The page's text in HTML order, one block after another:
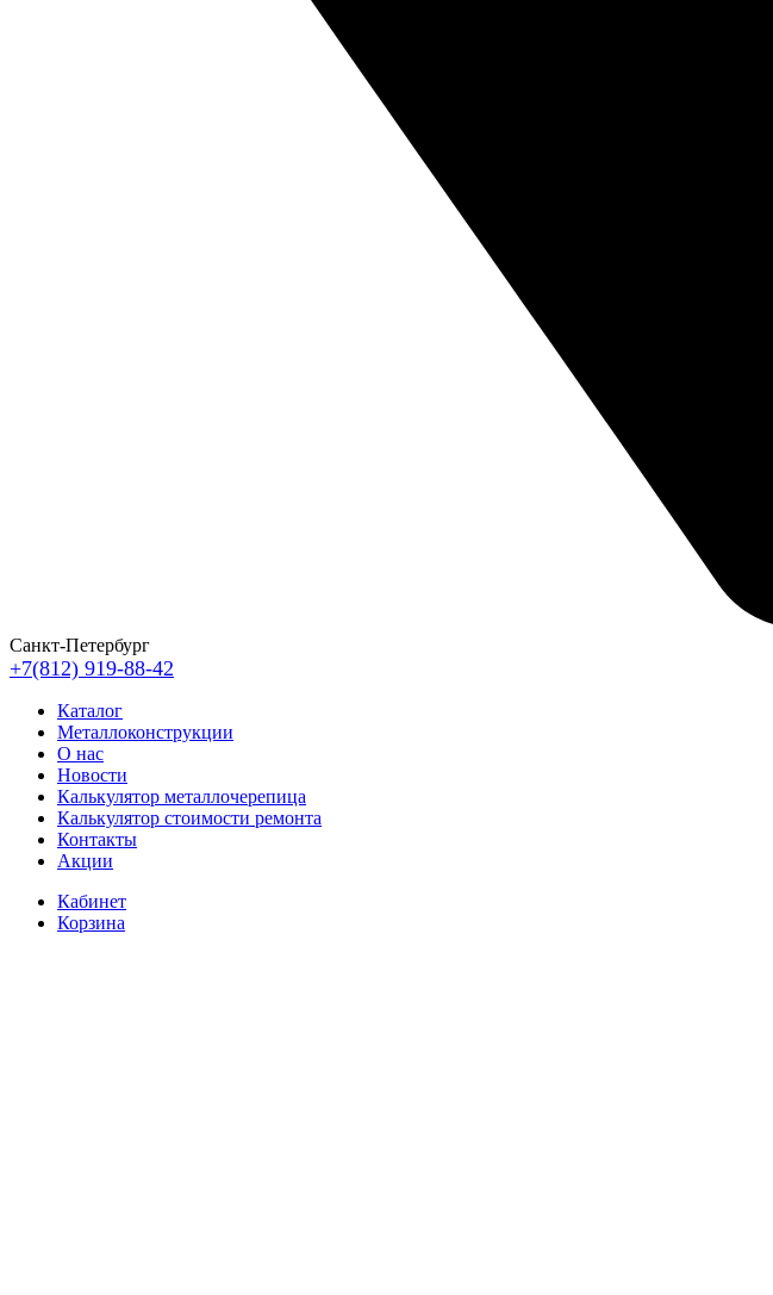
Санкт-Петербург
+7(812) 919-88-42
Каталог
Металлоконструкции
О нас
Новости
Калькулятор металлочерепица
Калькулятор стоимости ремонта
Контакты
Акции
Кабинет
Корзина